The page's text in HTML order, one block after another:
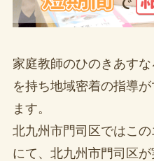
家庭教師のひのきあす
を持ち地域密着の指導
ます。
北九州市門司区ではこ
にて、北九州市門司区